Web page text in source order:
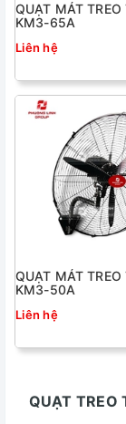
QUẠT MÁT TREO
KM3-65A
Liên hệ
QUẠT MÁT TREO
KM3-50A
Liên hệ
QUẠT TREO